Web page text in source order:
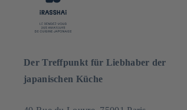
Der Treffpunkt für Liebhaber der
japanischen Küche